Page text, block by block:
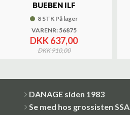
BUEBEN ILF
8 STK På lager
VARENR: 56875
DKK 637,00
DKK 910,00
DANAGE siden 1983
Se med hos grossisten SSA